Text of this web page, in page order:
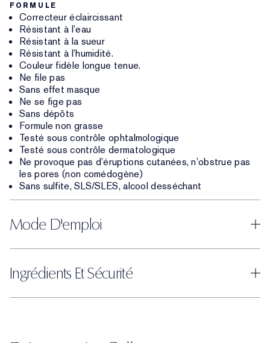
FORMULE
Correcteur éclaircissant
Résistant à l’eau
Résistant à la sueur
Résistant à l’humidité.
Couleur fidèle longue tenue.
Ne file pas
Sans effet masque
Ne se fige pas
Sans dépôts
Formule non grasse
Testé sous contrôle ophtalmologique
Testé sous contrôle dermatologique
Ne provoque pas d’éruptions cutanées, n’obstrue pas
les pores (non comédogène)
Sans sulfite, SLS/SLES, alcool desséchant
Mode D'emploi
Ingrédients Et Sécurité